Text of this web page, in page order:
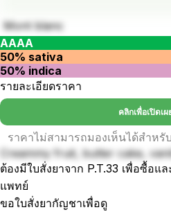
Mont blanc
AAAA
50% sativa
50% indica
รายละเอียดราคา
คลิกเพื่อเปิดเ
ราคาไม่สามารถมองเห็นได้สำห
Creammy fruit, butter cake,
ต้องมีใบสั่งยาจาก P.T.33 เพื่อซื้อ
แพทย์
ขอใบสั่งยากัญชาเพื่อดู